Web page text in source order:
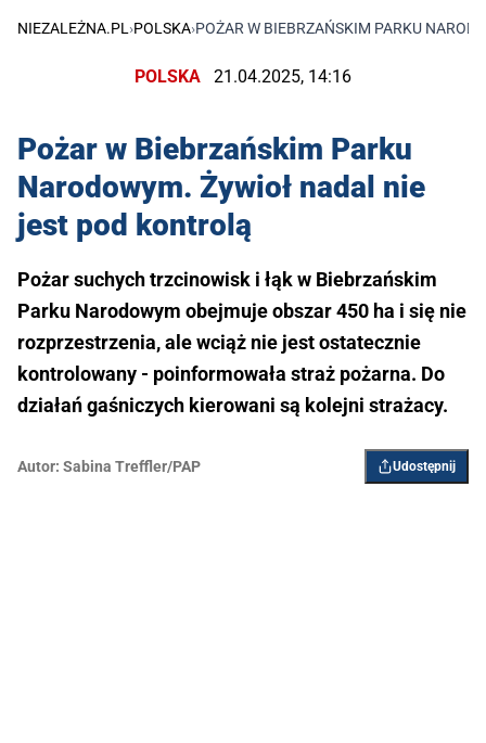
NIEZALEŻNA.PL ›POLSKA›POŻAR W BIEBRZAŃSKIM PARKU
POLSKA 21.04.2025, 14:16
Pożar w Biebrzańskim Parku
Narodowym. Żywioł nadal nie
jest pod kontrolą
Pożar suchych trzcinowisk i łąk w Biebrzańskim
Parku Narodowym obejmuje obszar 450 ha i się nie
rozprzestrzenia, ale wciąż nie jest ostatecznie
kontrolowany - poinformowała straż pożarna. Do
działań gaśniczych kierowani są kolejni strażacy.
Autor: Sabina Treffler/PAP Udostępnij